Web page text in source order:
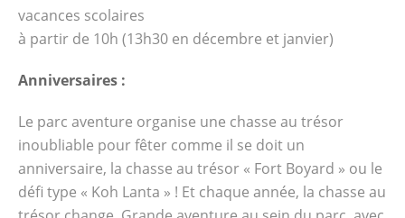
vacances scolaires
à partir de 10h (13h30 en décembre et janvier)
Anniversaires :
Le parc aventure organise une chasse au trésor
inoubliable pour fêter comme il se doit un
anniversaire, la chasse au trésor « Fort Boyard » ou le
défi type « Koh Lanta » ! Et chaque année, la chasse au